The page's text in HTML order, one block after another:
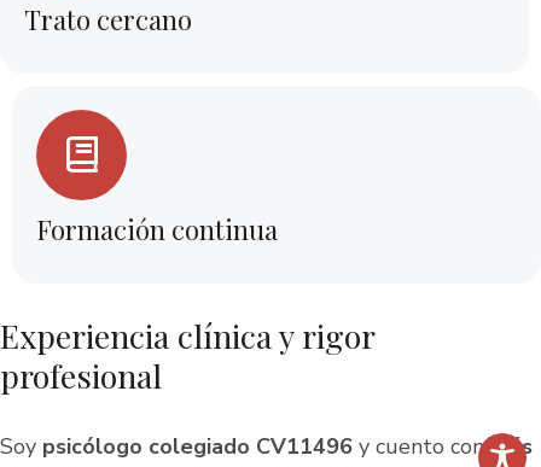
Experiencia clínica y rigor
profesional
Soy psicólogo colegiado CV11496 y cuento conmás
Trato cercano
Formación continua